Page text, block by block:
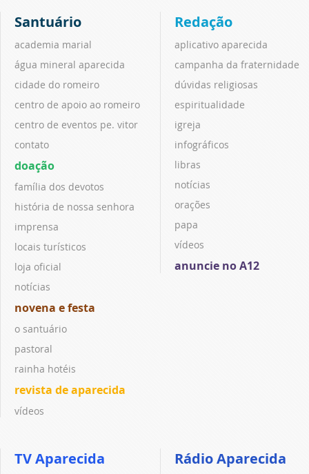
Santuário
academia marial
água mineral aparecida
cidade do romeiro
centro de apoio ao romeiro
centro de eventos pe. vitor
contato
doação
família dos devotos
história de nossa senhora
imprensa
locais turísticos
loja oficial
notícias
novena e festa
o santuário
pastoral
rainha hotéis
revista de aparecida
vídeos
Redação
aplicativo aparecida
campanha da fraternidade
dúvidas religiosas
espiritualidade
igreja
infográficos
libras
notícias
orações
papa
vídeos
anuncie no A12
TV Aparecida Rádio Aparecida